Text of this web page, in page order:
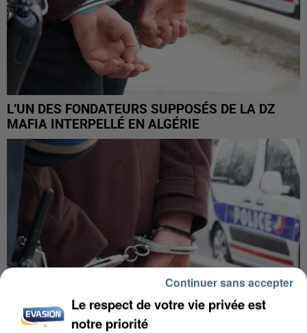
L’UN DES FONDATEURS SUPPOSÉS DE LA DZ
MAFIA INTERPELLÉ EN ALGÉRIE
Le respect de votre vie privée est
notre priorité
Continuer sans accepter